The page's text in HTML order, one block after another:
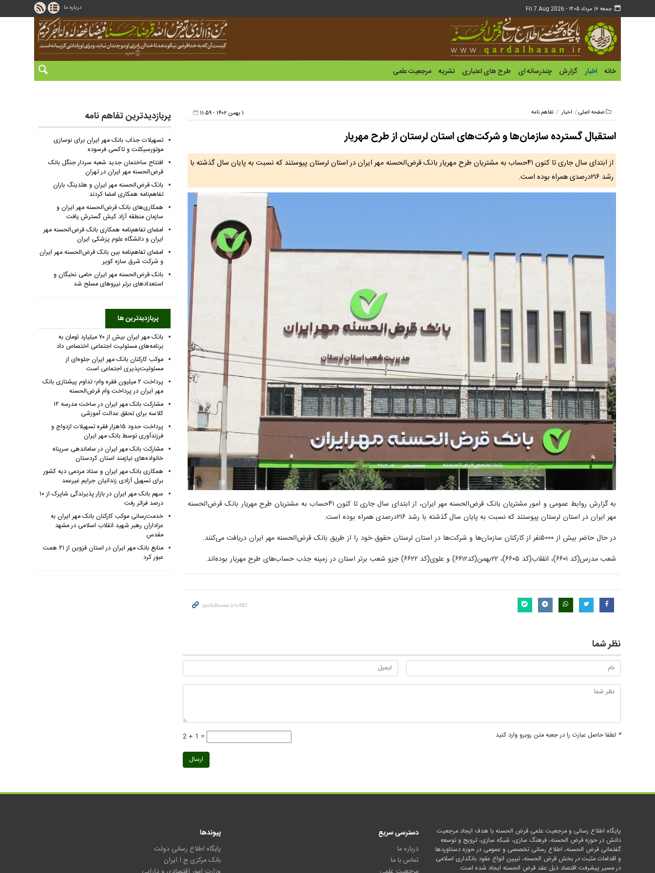
جمعه ۱۶ مرداد ۱۴۰۵ - Fri 7 Aug 2026 درباره ما
خانه اخبار گزارش چندرسانه ای طرح های اعتباری نشریه مرجعیت علمی
صفحه اصلی اخبار تفاهم نامه ۱ بهمن ۱۴۰۲ - ۱۱:۵۹
استقبال گسترده سازمان‌ها و شرکت‌های استان لرستان از طرح مهریار
از ابتدای سال جاری تا کنون ۴۱حساب به مشتریان طرح مهریار بانک قرض‌الحسنه مهر ایران در استان لرستان پیوستند که نسبت به پایان سال گذشته با
رشد ۲۱۶درصدی همراه بوده است.
به گزارش روابط عمومی و امور مشتریان بانک قرض‌الحسنه مهر ایران، از ابتدای سال جاری تا کنون ۴۱حساب به مشتریان طرح مهریار بانک قرض‌الحسنه
مهر ایران در استان لرستان پیوستند که نسبت به پایان سال گذشته با رشد ۲۱۶درصدی همراه بوده است.
در حال حاضر بیش از ۵۰۰۰نفر از کارکنان سازمان‌ها و شرکت‌ها در استان لرستان حقوق خود را از طریق بانک قرض‌الحسنه مهر ایران دریافت می‌کنند.
شعب مدرس(کد ۶۶۰۱)، انقلاب(کد ۶۶۰۵)، ۲۲بهمن(کد۶۶۱۲) و علوی(کد ۶۶۲۲) جزو شعب برتر استان در زمینه جذب حساب‌های طرح مهریار بوده‌اند.
نظر شما
* لطفا حاصل عبارت را در جعبه متن روبرو وارد کنید 2 + 1 =
ارسال
پربازدیدترین تفاهم نامه
تسهیلات جذاب بانک مهر ایران برای نوسازی
موتورسیکلت و تاکسی فرسوده
افتتاح ساختمان جدید شعبه سردار جنگل بانک
قرض‌الحسنه مهر ایران در تهران
بانک قرض‌الحسنه مهر ایران و هلدینگ باران
تفاهم‌نامه همکاری امضا کردند
همکاری‌های بانک قرض‌الحسنه مهر ایران و
سازمان منطقه آزاد کیش گسترش یافت
امضای تفاهم‌نامه همکاری بانک قرض‌الحسنه مهر
ایران و دانشگاه علوم پزشکی ایران
امضای تفاهم‌نامه بین بانک قرض‌الحسنه مهر ایران
و شرکت شرق سازه کویر
بانک قرض‌الحسنه مهر ایران حامی نخبگان و
استعدادهای برتر نیروهای مسلح شد
پربازدیدترین ها
بانک مهر ایران بیش از ۷۰ میلیارد تومان به
برنامه‌های مسئولیت اجتماعی اختصاص داد
موکب کارکنان بانک مهر ایران جلوه‌ای از
مسئولیت‌پذیری اجتماعی است
پرداخت ۲ میلیون فقره وام؛ تداوم پیشتازی بانک
مهر ایران در پرداخت وام قرض‌الحسنه
مشارکت بانک مهر ایران در ساخت مدرسه ۱۲
کلاسه برای تحقق عدالت آموزشی
پرداخت حدود ۱۵هزار فقره تسهیلات ازدواج و
فرزندآوری توسط بانک مهر ایران
مشارکت بانک مهر ایران در ساماندهی سرپناه
خانواده‌های نیازمند استان کردستان
همکاری بانک مهر ایران و ستاد مردمی دیه کشور
برای تسهیل آزادی زندانیان جرایم غیرعمد
سهم بانک مهر ایران در بازار پذیرندگی شاپرک از ۱۰
درصد فراتر رفت
خدمت‌رسانی موکب کارکنان بانک مهر ایران به
عزاداران رهبر شهید انقلاب اسلامی در مشهد
مقدس
منابع بانک مهر ایران در استان قزوین از ۲۱ همت
عبور کرد
پایگاه اطلاع رسانی و مرجعیت علمی قرض الحسنه با هدف ایجاد مرجعیت
دانش در حوزه قرض الحسنه، فرهنگ سازی، شبکه سازی، ترویج و توسعه
گفتمانی قرض الحسنه، اطلاع رسانی تخصصی و عمومی در حوزه دستاوردها
و اقدامات مثبت در بخش قرض الحسنه، تبیین انواع عقود بانکداری اسلامی
در مسیر پیشرفت اقتصاد ذیل عقد قرض الحسنه ایجاد شده است.
دسترسی سریع
درباره ما
تماس با ما
پیوندها
پایگاه اطلاع رسانی دولت
بانک مرکزی ج.ا.ایران